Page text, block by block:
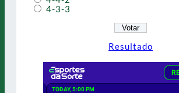
4-3-3
Resultado